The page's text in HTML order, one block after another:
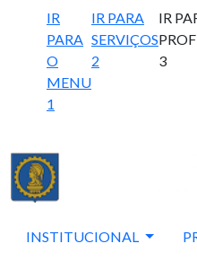
IR
PARA
O
MENU
1
IR PARA
SERVIÇOS
2
IR
3
INSTITUCIONAL